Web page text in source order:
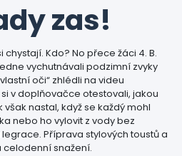
zas!
chystají. Kdo? No přece žáci 4. B.
vychutnávali podzimní zvyky
oči“ zhlédli na videu
v doplňovačce otestovali, jakou
však nastal, když se každý mohl
nebo ho vylovit z vody bez
Příprava stylových toustů a
snažení.